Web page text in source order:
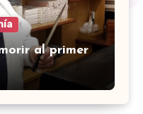
al primer